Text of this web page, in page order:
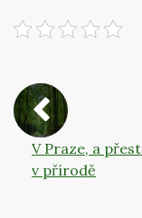
V Praze, a
v přírodě